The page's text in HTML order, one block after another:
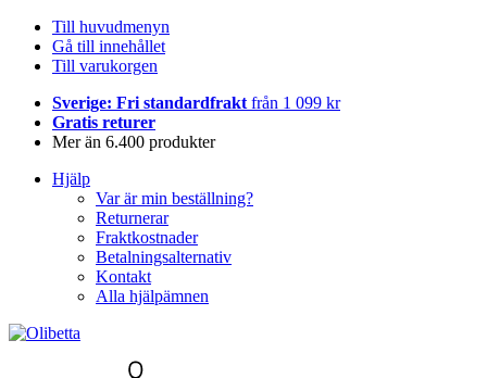
Till huvudmenyn
Gå till innehållet
Till varukorgen
Sverige: Fri standardfrakt från 1 099 kr
Gratis returer
Mer än 6.400 produkter
Hjälp
Var är min beställning?
Returnerar
Fraktkostnader
Betalningsalternativ
Kontakt
Alla hjälpämnen